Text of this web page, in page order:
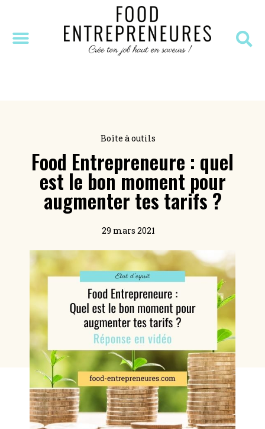
Boîte à outils
Food Entrepreneure : quel
est le bon moment pour
augmenter tes tarifs ?
29 mars 2021